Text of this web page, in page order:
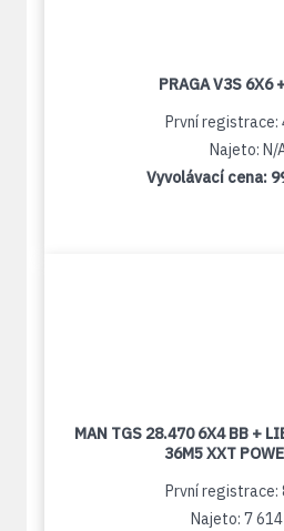
PRAGA V3S 6X6
První registrace:
Najeto: N/
Vyvolávací cena:
MAN TGS 28.470 6X4 BB +
36M5 XXT
První registrace:
Najeto: 7